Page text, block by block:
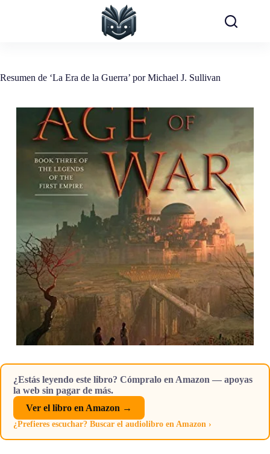
Resumen de ‘La Era de la Guerra’ por Michael J. Sullivan
¿Estás leyendo este libro? Cómpralo en Amazon — apoyas
la web sin pagar de más.
Ver el libro en Amazon →
¿Prefieres escuchar? Buscar el audiolibro en Amazon ›